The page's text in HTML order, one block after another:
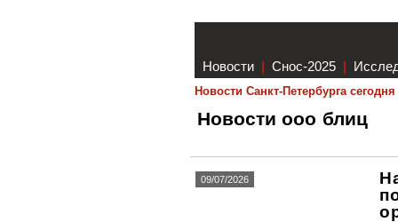
Новости | Снос-2025 |
Новости Санкт-Петербурга сегодня
Новости ооо блиц
09/07/2026